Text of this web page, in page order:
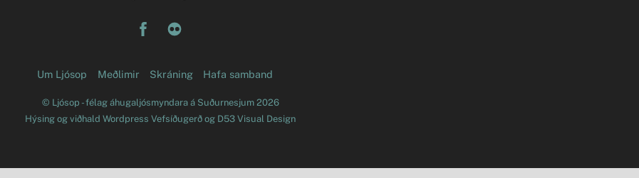
Facebook
Um Ljósop Meðlimir Skráning Hafa samband
© Ljósop - félag áhugaljósmyndara á Suðurnesjum2026
Hýsing og viðhald Wordpress Vefsíðugerð og D53 Visual Design